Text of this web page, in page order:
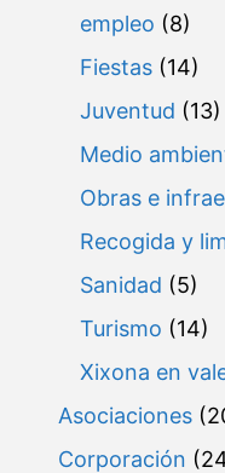
empleo (8)
Fiestas (14)
Juventud (13)
Medio
Obras e
Recogida y
Sanidad (5)
Turismo (14)
Xixona en
Asociaciones
Corporación